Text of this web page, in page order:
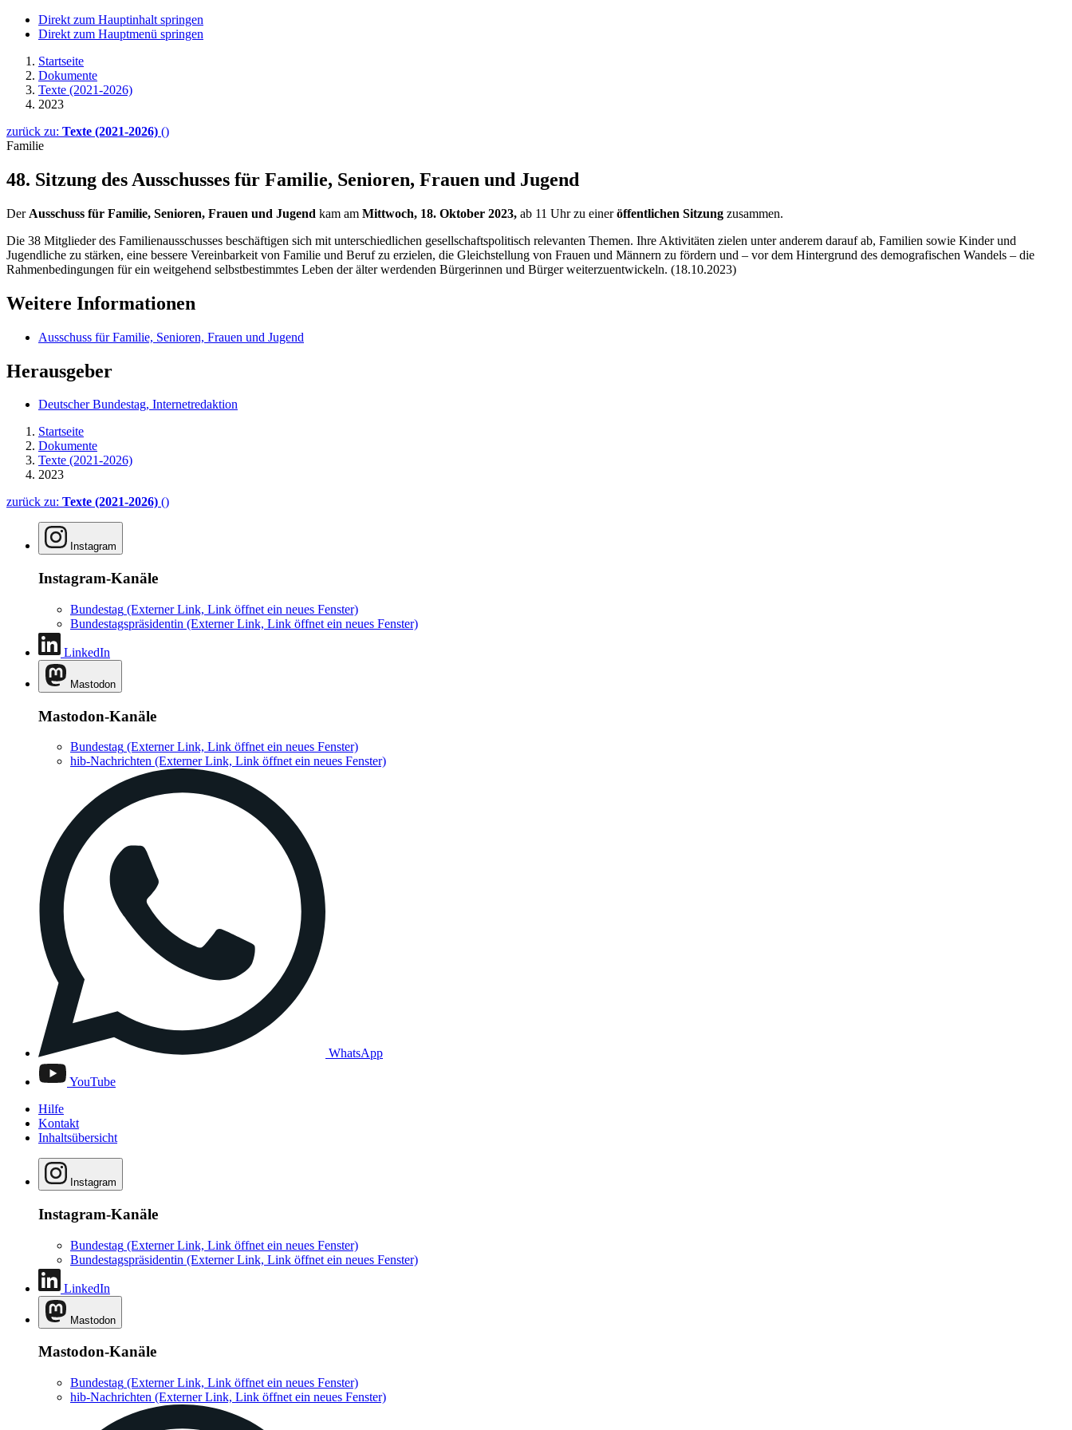
Direkt zum Hauptinhalt springen
Direkt zum Hauptmenü springen
Startseite
Dokumente
Texte (2021-2026)
2023
zurück zu: Texte (2021-2026) ()
Familie
48. Sitzung des Ausschusses für Familie, Senioren, Frauen und Jugend
Der Ausschuss für Familie, Senioren, Frauen und Jugend kam am Mittwoch, 18. Oktober 2023, ab 11 Uhr zu eineröffentlichen Sitzung zusammen.
Die 38 Mitglieder des Familienausschusses beschäftigen sich mit unterschiedlichen gesellschaftspolitisch relevanten Themen. Ihre Aktivitäten zielen unter anderem darauf ab, Familien sowie Kinder und
Jugendliche zu stärken, eine bessere Vereinbarkeit von Familie und Beruf zu erzielen, die Gleichstellung von Frauen und Männern zu fördern und – vor dem Hintergrund des demografischen Wandels – die
Rahmenbedingungen für ein weitgehend selbstbestimmtes Leben der älter werdenden Bürgerinnen und Bürger weiterzuentwickeln. (18.10.2023)
Weitere Informationen
Ausschuss für Familie, Senioren, Frauen und Jugend
Herausgeber
Deutscher Bundestag, Internetredaktion
Startseite
Dokumente
Texte (2021-2026)
2023
zurück zu: Texte (2021-2026) ()
Instagram
Instagram-Kanäle
Bundestag (Externer Link, Link öffnet ein neues Fenster)
Bundestagspräsidentin (Externer Link, Link öffnet ein neues Fenster)
LinkedIn
Mastodon
Mastodon-Kanäle
Bundestag (Externer Link, Link öffnet ein neues Fenster)
hib-Nachrichten (Externer Link, Link öffnet ein neues Fenster)
WhatsApp
YouTube
Hilfe
Kontakt
Inhaltsübersicht
Instagram
Instagram-Kanäle
Bundestag (Externer Link, Link öffnet ein neues Fenster)
Bundestagspräsidentin (Externer Link, Link öffnet ein neues Fenster)
LinkedIn
Mastodon
Mastodon-Kanäle
Bundestag (Externer Link, Link öffnet ein neues Fenster)
hib-Nachrichten (Externer Link, Link öffnet ein neues Fenster)